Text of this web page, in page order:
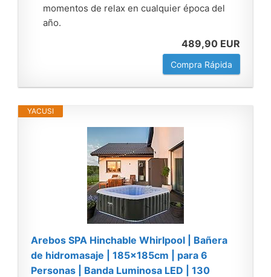
momentos de relax en cualquier época del
año.
489,90 EUR
Compra Rápida
YACUSI
Arebos SPA Hinchable Whirlpool | Bañera
de hidromasaje | 185x185cm | para 6
Personas | Banda Luminosa LED | 130